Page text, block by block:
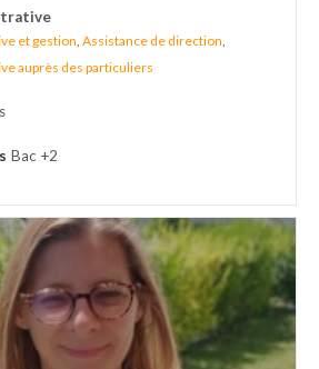
et gestion Assistance de direction
auprès des particuliers
Bac +2